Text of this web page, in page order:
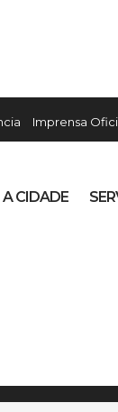
Imprensa
A CIDADE